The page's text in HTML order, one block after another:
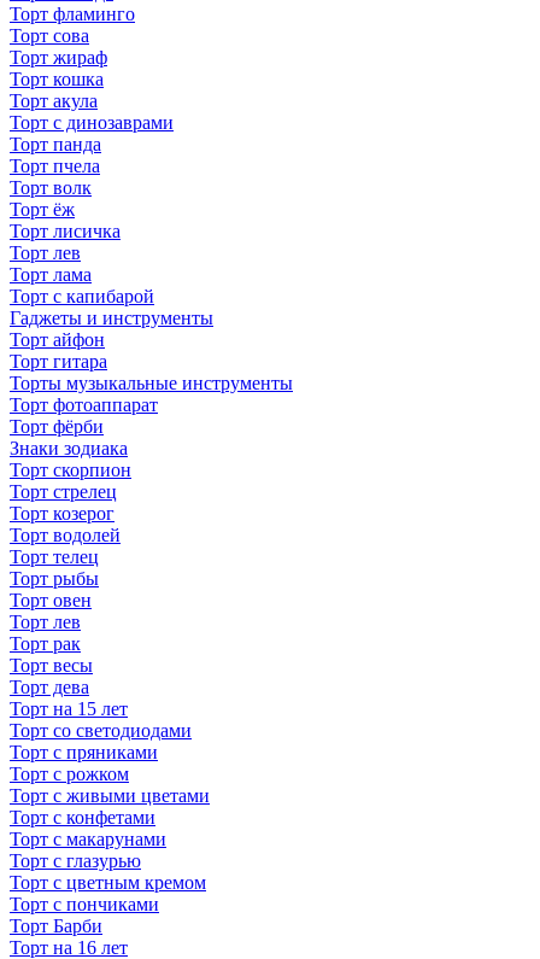
Торт фламинго
Торт сова
Торт жираф
Торт кошка
Торт акула
Торт с динозаврами
Торт панда
Торт пчела
Торт волк
Торт ёж
Торт лисичка
Торт лев
Торт лама
Торт с капибарой
Гаджеты и инструменты
Торт айфон
Торт гитара
Торты музыкальные инструменты
Торт фотоаппарат
Торт фёрби
Знаки зодиака
Торт скорпион
Торт стрелец
Торт козерог
Торт водолей
Торт телец
Торт рыбы
Торт овен
Торт лев
Торт рак
Торт весы
Торт дева
Торт на 15 лет
Торт со светодиодами
Торт с пряниками
Торт с рожком
Торт с живыми цветами
Торт с конфетами
Торт с макарунами
Торт с глазурью
Торт с цветным кремом
Торт с пончиками
Торт Барби
Торт на 16 лет